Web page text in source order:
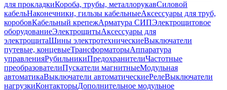
для прокладкиКороба, трубы, металлорукавСиловой
кабельНаконечники, гильзы кабельныеАксессуары для труб,
коробовКабельный крепежАрматура СИПЭлектрощитовое
оборудованиеЭлектрощитыАксессуары для
электрощитаШины электротехническиеВыключатели
путевые, концевыеТрансформаторыАппаратура
управленияРубильникиПредохранителиЧастотные
преобразователиПускатели магнитныеМодульная
автоматикаВыключатели автоматическиеРелеВыключатели
нагрузкиКонтакторыДополнительное модульное